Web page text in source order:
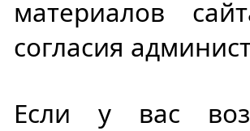
материалов
согласия
Если у вас